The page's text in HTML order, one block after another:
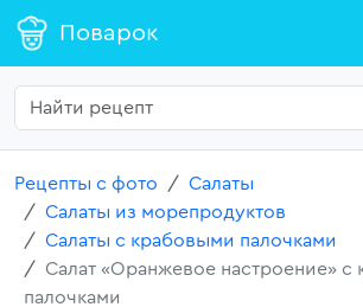
Поварок
Рецепты с фото
Салаты
Салаты из морепродуктов
Салаты с крабовыми палочками
Салат «Оранжевое настроение» с
палочками